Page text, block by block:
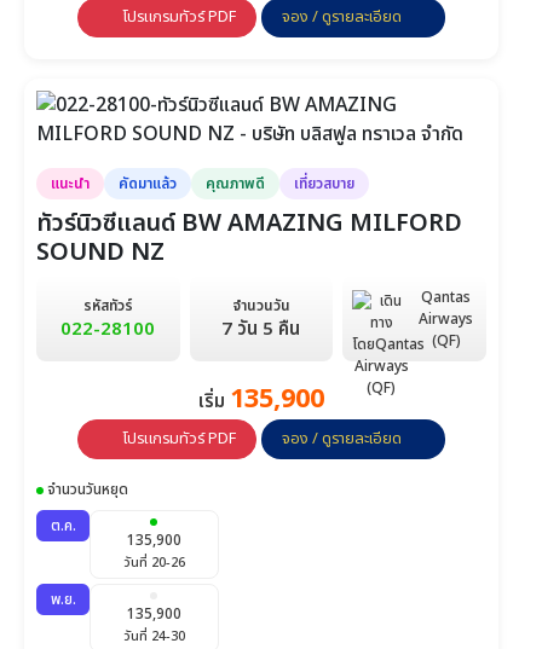
โปรแกรมทัวร์ PDF จอง / ดูรายละเอียด
แนะนำ คัดมาแล้ว คุณภาพดี เที่ยวสบาย
ทัวร์นิวซีแลนด์ BW AMAZING MILFORD
SOUND NZ
รหัสทัวร์
022-28100
จำนวนวัน
7 วัน 5 คืน
Qantas
Airways
(QF)
เริ่ม 135,900
โปรแกรมทัวร์ PDF จอง / ดูรายละเอียด
จำนวนวันหยุด
ต.ค.
135,900
วันที่ 20-26
พ.ย.
135,900
วันที่ 24-30